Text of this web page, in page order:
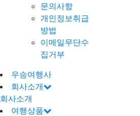
문의사항
개인정보취급
방법
이메일무단수
집거부
우승여행사
회사소개
회사소개
여행상품